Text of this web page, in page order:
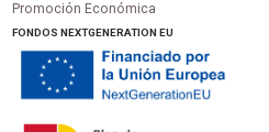
Promoción Económica
FONDOS NEXTGENERATION EU